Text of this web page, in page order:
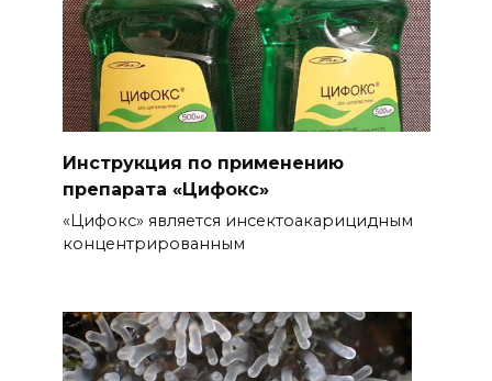
Инструкция по применению
препарата «Цифокс»
«Цифокс» является инсектоакарицидным
концентрированным